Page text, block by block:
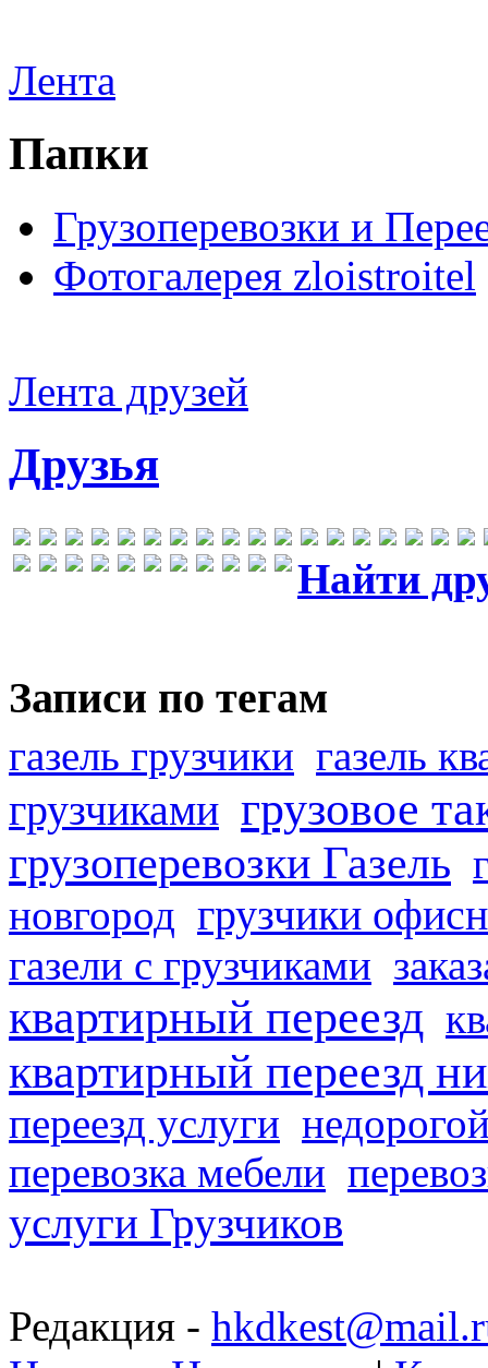
Лента
Папки
Грузоперевозки и
Фотогалерея zloistroitel
Лента друзей
Друзья
Найти
Записи по тегам
газель грузчики газель
грузчиками грузовое
грузоперевозки Газель
новгород грузчики
газели с грузчиками
квартирный переезд
квартирный переезд
переезд услуги
перевозка мебели
услуги Грузчиков
Редакция -